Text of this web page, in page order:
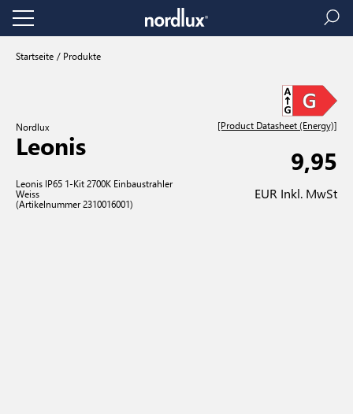
Startseite Produkte
Nordlux
Leonis
Leonis IP65 1-Kit 2700K Einbaustrahler
Weiss
(Artikelnummer 2310016001)
[Product Datasheet (Energy)]
9,95
EUR Inkl. MwSt